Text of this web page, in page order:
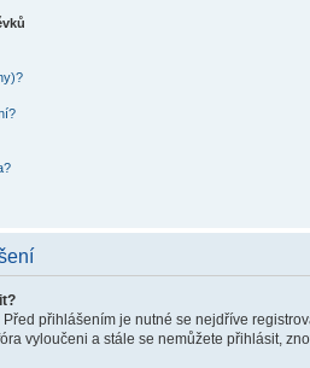
přihlášením je nutné se nejdříve
vyloučeni a stále se nemůžete přihlásit,